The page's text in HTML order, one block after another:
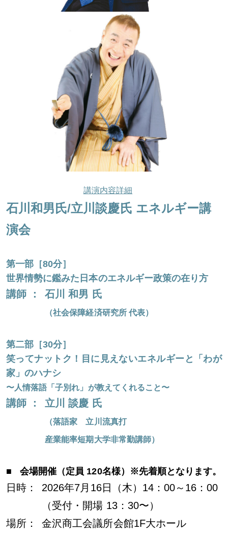
ほくげんこんシアター
講演内容詳細
石川和男氏/立川談慶氏 エネルギー講
演会
第一部［80分］
世界情勢に鑑みた日本のエネルギー政策の在り方
講師 ： 石川 和男 氏
（社会保障経済研究所 代表）
第二部［30分］
笑ってナットク！目に見えないエネルギーと「わが
家」のハナシ
〜人情落語「子別れ」が教えてくれること〜
講師 ： 立川 談慶 氏
（落語家 立川流真打
産業能率短期大学非常勤講師）
会場開催（定員 120名様）※先着順となります。
日時：
2026年7月16日（木）14：00～16：00
（受付・開場 13：30〜）
場所：
金沢商工会議所会館1F大ホール